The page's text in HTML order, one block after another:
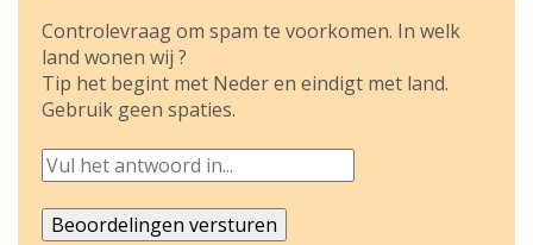
Controlevraag om spam te voorkomen. In welk
land wonen wij ?
Tip het begint met Neder en eindigt met land.
Gebruik geen spaties.